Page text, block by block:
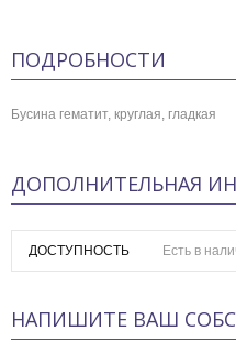
ПОДРОБНОСТИ
Бусина гематит, круглая, гладкая
ДОПОЛНИТЕЛЬНАЯ
ДОСТУПНОСТЬ Есть в
НАПИШИТЕ ВАШ